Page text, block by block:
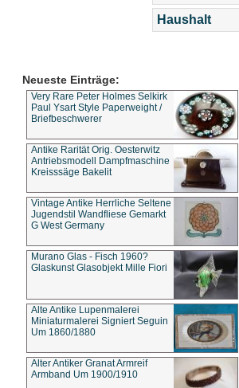
Haushalt
Neueste Einträge:
Very Rare Peter Holmes Selkirk
Paul Ysart Style Paperweight /
Briefbeschwerer
Antike Rarität Orig. Oesterwitz
Antriebsmodell Dampfmaschine
Kreisssäge Bakelit
Vintage Antike Herrliche Seltene
Jugendstil Wandfliese Gemarkt
G West Germany
Murano Glas - Fisch 1960?
Glaskunst Glasobjekt Mille Fiori
Alte Antike Lupenmalerei
Miniaturmalerei Signiert Seguin
Um 1860/1880
Alter Antiker Granat Armreif
Armband Um 1900/1910